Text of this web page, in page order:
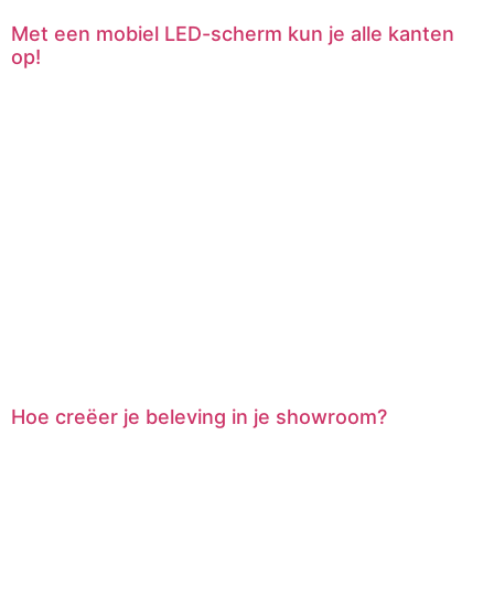
Met een mobiel LED-scherm kun je alle kanten
op!
Hoe creëer je beleving in je showroom?